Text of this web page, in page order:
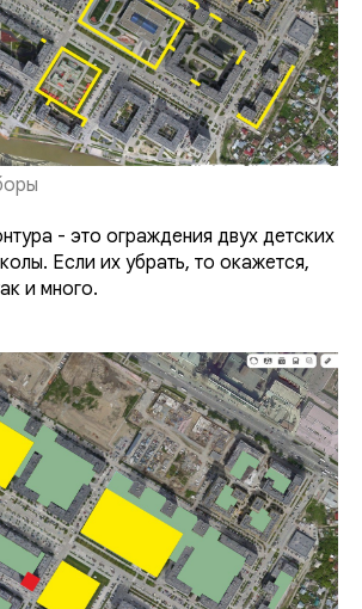
- это ограждения двух детских
Если их убрать, то окажется,
и много.